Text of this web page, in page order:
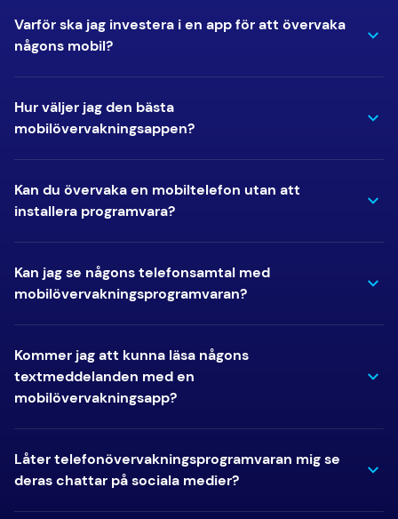
Varför ska jag investera i en app för att övervaka
någons mobil?
Hur väljer jag den bästa
mobilövervakningsappen?
Kan du övervaka en mobiltelefon utan att
installera programvara?
Kan jag se någons telefonsamtal med
mobilövervakningsprogramvaran?
Kommer jag att kunna läsa någons
textmeddelanden med en
mobilövervakningsapp?
Låter telefonövervakningsprogramvaran mig se
deras chattar på sociala medier?